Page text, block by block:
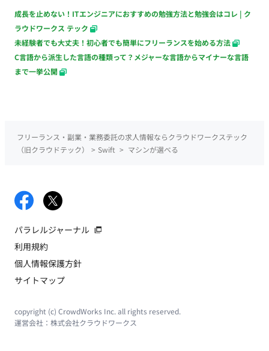
成長を止めない！ITエンジニアにおすすめの勉強方法と勉強会はコレ | ク
ラウドワークス テック
未経験者でも大丈夫！初心者でも簡単にフリーランスを始める方法
C言語から派生した言語の種類って？メジャーな言語からマイナーな言語
まで一挙公開
フリーランス・副業・業務委託の求人情報ならクラウドワークステック
（旧クラウドテック）
> Swift > マシンが選べる
パラレルジャーナル
利用規約
個人情報保護方針
サイトマップ
copyright (c) CrowdWorks Inc. all rights reserved.
運営会社： 株式会社クラウドワークス